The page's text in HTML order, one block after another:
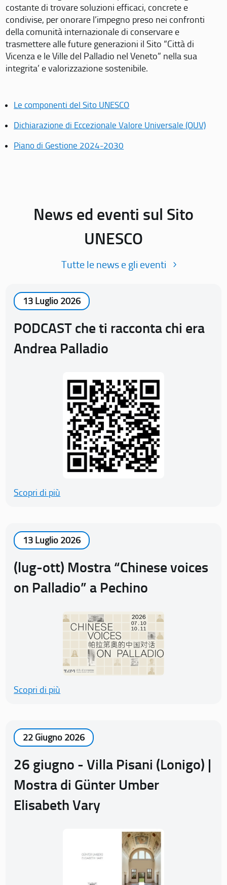
costante di trovare soluzioni efficaci, concrete e
condivise, per onorare l’impegno preso nei confronti
della comunità internazionale di conservare e
trasmettere alle future generazioni il Sito “Città di
Vicenza e le Ville del Palladio nel Veneto” nella sua
integrita’ e valorizzazione sostenibile.
Le componenti del Sito UNESCO
Dichiarazione di Eccezionale Valore Universale (OUV)
Piano di Gestione 2024-2030
News ed eventi sul Sito
UNESCO
Tutte le news e gli eventi
13 Luglio 2026
PODCAST che ti racconta chi era
Andrea Palladio
Scopri di più
13 Luglio 2026
(lug-ott) Mostra “Chinese voices
on Palladio” a Pechino
Scopri di più
22 Giugno 2026
26 giugno - Villa Pisani (Lonigo) |
Mostra di Günter Umber
Elisabeth Vary